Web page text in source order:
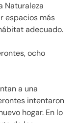
Naturaleza
espacios más
adecuado.
ocho
a una
intentaron
hogar. En lo